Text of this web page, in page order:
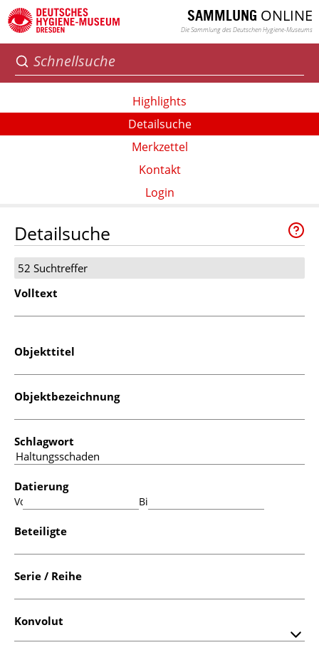
SAMMLUNG ONLINE
Die Sammlung des Deutschen Hygiene-Museums
Highlights
Detailsuche
Merkzettel
Kontakt
Login
Detailsuche
52 Suchtreffer
Volltext
Objekttitel
Objektbezeichnung
Schlagwort
Datierung
Von: Bis:
Beteiligte
Serie / Reihe
Konvolut